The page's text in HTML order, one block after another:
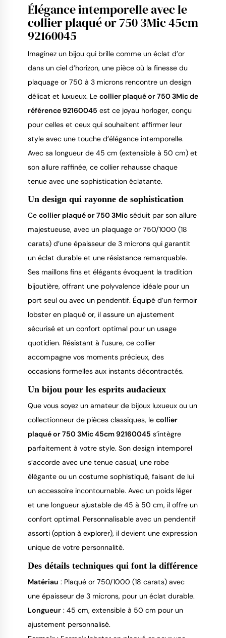
9.4
Élégance intemporelle avec le
collier plaqué or 750 3Mic 45cm
92160045
Imaginez un bijou qui brille comme un éclat d’or
dans un ciel d’horizon, une pièce où la finesse du
plaquage or 750 à 3 microns rencontre un design
délicat et luxueux. Le collier plaqué or 750 3Mic de
référence 92160045 est ce joyau horloger, conçu
pour celles et ceux qui souhaitent affirmer leur
style avec une touche d’élégance intemporelle.
Avec sa longueur de 45 cm (extensible à 50 cm) et
son allure raffinée, ce collier rehausse chaque
tenue avec une sophistication éclatante.
Un design qui rayonne de sophistication
Ce collier plaqué or 750 3Mic séduit par son allure
majestueuse, avec un plaquage or 750/1000 (18
carats) d’une épaisseur de 3 microns qui garantit
un éclat durable et une résistance remarquable.
Ses maillons fins et élégants évoquent la tradition
bijoutière, offrant une polyvalence idéale pour un
port seul ou avec un pendentif. Équipé d’un fermoir
lobster en plaqué or, il assure un ajustement
sécurisé et un confort optimal pour un usage
quotidien. Résistant à l’usure, ce collier
accompagne vos moments précieux, des
occasions formelles aux instants décontractés.
Un bijou pour les esprits audacieux
Que vous soyez un amateur de bijoux luxueux ou un
collectionneur de pièces classiques, le collier
plaqué or 750 3Mic 45cm 92160045 s’intègre
parfaitement à votre style. Son design intemporel
s’accorde avec une tenue casual, une robe
élégante ou un costume sophistiqué, faisant de lui
un accessoire incontournable. Avec un poids léger
et une longueur ajustable de 45 à 50 cm, il offre un
confort optimal. Personnalisable avec un pendentif
assorti (option à explorer), il devient une expression
unique de votre personnalité.
Des détails techniques qui font la différence
Matériau : Plaqué or 750/1000 (18 carats) avec
une épaisseur de 3 microns, pour un éclat durable.
Longueur : 45 cm, extensible à 50 cm pour un
ajustement personnalisé.